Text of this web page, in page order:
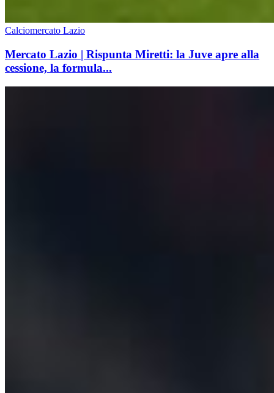
Calciomercato Lazio
Mercato Lazio | Rispunta Miretti: la Juve apre alla
cessione, la formula...